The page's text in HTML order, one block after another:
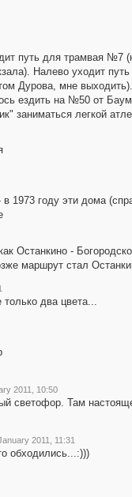
путь для трамвая №7
Налево уходит
Дурова, мне
ездить на №50 от
заниматься легкой
1973 году эти дома
Останкино -
маршрут стал
два цвета...
2011, 10:50
светофор. Там
2011, 11:31
обходились...:)))